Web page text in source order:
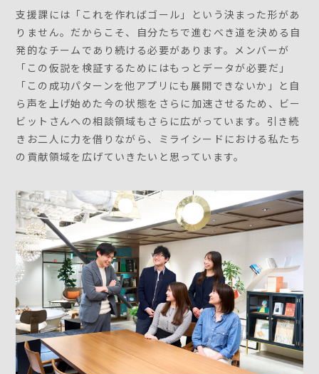
支援課には「これを作ればゴール」という決まった形があ
りません。だからこそ、自分たちで進むべき道を決める自
発的なチームであり続ける必要があります。メンバーが
「この仮説を検証するためにはもっとデータが必要だ」
「この成功パターンを他アプリにも展開できないか」と自
ら声を上げ始めた今の状態をさらに加速させるため、ビー
ビットさんへの相談領域もさらに広がっています。引き続
きお二人に力を借りながら、ミライシードにおける私たち
の貢献領域を広げていきたいと思っています。